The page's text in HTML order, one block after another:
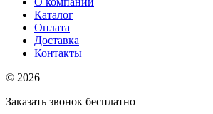
Каталог
Оплата
Доставка
Контакты
© 2026
Заказать звонок бесплатно